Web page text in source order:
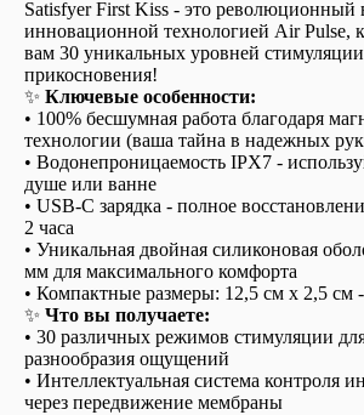
Satisfyer First Kiss - это революционный
инновационной технологией Air Pulse,
вам 30 уникальных уровней
прикосновения!
✨ Ключевые особенности:
• 100% бесшумная работа благодаря
технологии (ваша тайна в надежных
• Водонепроницаемость IPX7 -
душе или ванне
• USB-C зарядка - полное
2 часа
• Уникальная двойная силиконовая
мм для максимального комфорта
• Компактные размеры: 12,5 см x 2,5 см -
✨ Что вы получаете:
• 30 различных режимов стимуляции
разнообразия ощущений
• Интеллектуальная система контроля
через передвижение мембраны